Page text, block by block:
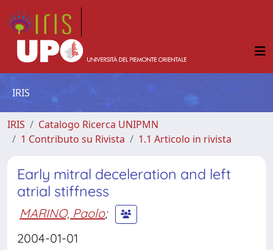
IRIS
IRIS
Catalogo Ricerca UNIPMN
1 Contributo su Rivista
1.1 Articolo in rivista
Early mitral deceleration and left
atrial stiffness
MARINO, Paolo;
2004-01-01